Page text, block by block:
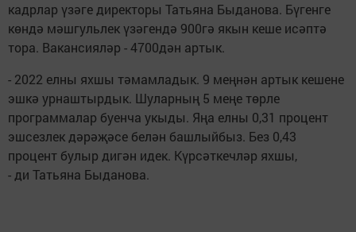
кадрлар үзәге директоры Татьяна Быданова. Бүгенге
көндә мәшгульлек үзәгендә 900гә якын кеше исәптә
тора. Вакансияләр - 4700дән артык.
- 2022 елны яхшы тәмамладык. 9 меңнән артык кешене
эшкә урнаштырдык. Шуларның 5 меңе төрле
программалар буенча укыды. Яңа елны 0,31 процент
эшсезлек дәрәҗәсе белән башлыйбыз. Без 0,43
процент булыр дигән идек. Күрсәткечләр яхшы,
- ди Татьяна Быданова.